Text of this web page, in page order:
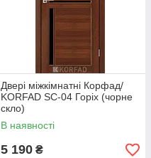
Двері міжкімнатні Корфад/
KORFAD SC-04 Горіх (чорне
скло)
В наявності
5 190 ₴